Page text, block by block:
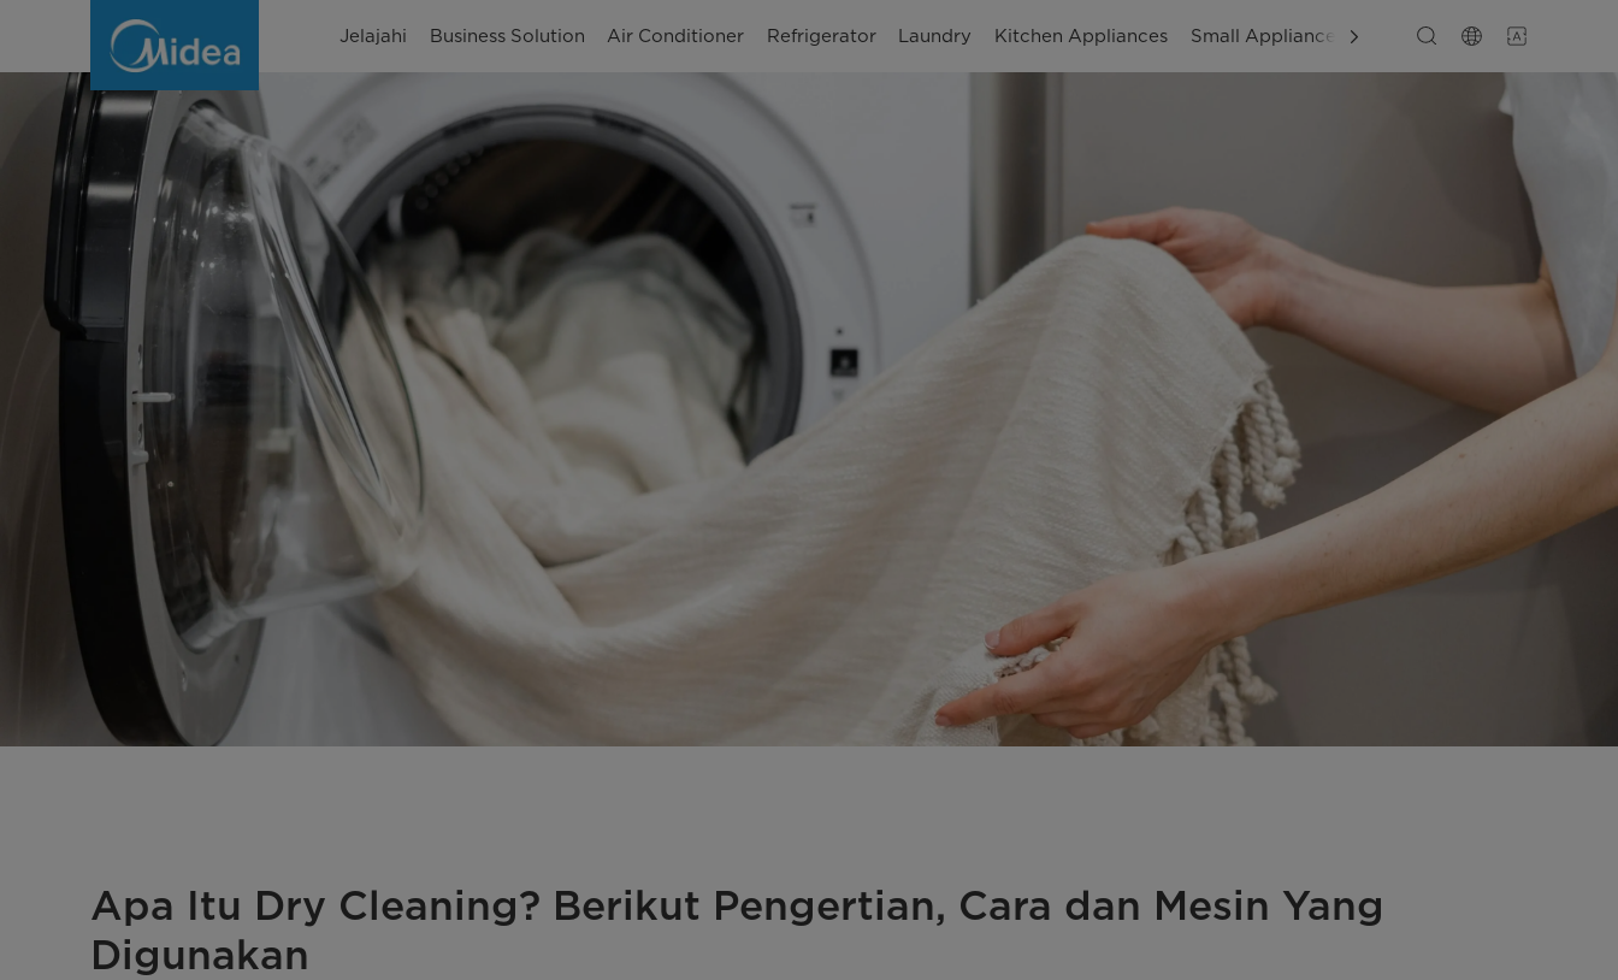
Itu
Cleaning?
Berikut
Pengertian,
dan
Digunakan
Jelajahi Business Solution Air Conditioner Refrigerator Laundry Kitchen Appliances Small Appliances Layanan
Apa Itu Dry Cleaning? Berikut Pengertian, Cara dan Mesin Yang
Digunakan